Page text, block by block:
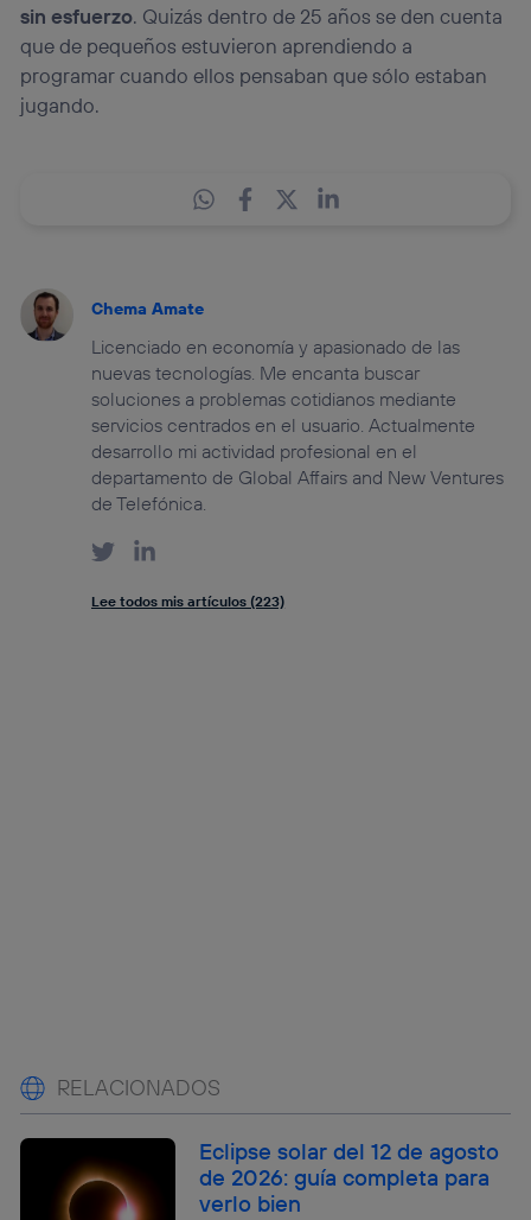
sin esfuerzo. Quizás dentro de 25 años se den cuenta
que de pequeños estuvieron aprendiendo a
programar cuando ellos pensaban que sólo estaban
jugando.
Chema Amate
Licenciado en economía y apasionado de las
nuevas tecnologías. Me encanta buscar
soluciones a problemas cotidianos mediante
servicios centrados en el usuario. Actualmente
desarrollo mi actividad profesional en el
departamento de Global Affairs and New Ventures
de Telefónica.
Lee todos mis artículos (223)
RELACIONADOS
Eclipse solar del 12 de agosto
de 2026: guía completa para
verlo bien